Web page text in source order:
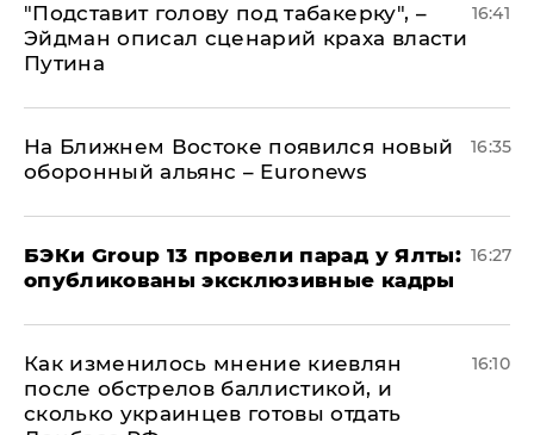
​"Подставит голову под табакерку", –
Эйдман описал сценарий краха власти
Путина
16:41
На Ближнем Востоке появился новый
оборонный альянс – Euronews
16:35
​БЭКи Group 13 провели парад у Ялты:
опубликованы эксклюзивные кадры
16:27
Как изменилось мнение киевлян
после обстрелов баллистикой, и
сколько украинцев готовы отдать
16:10